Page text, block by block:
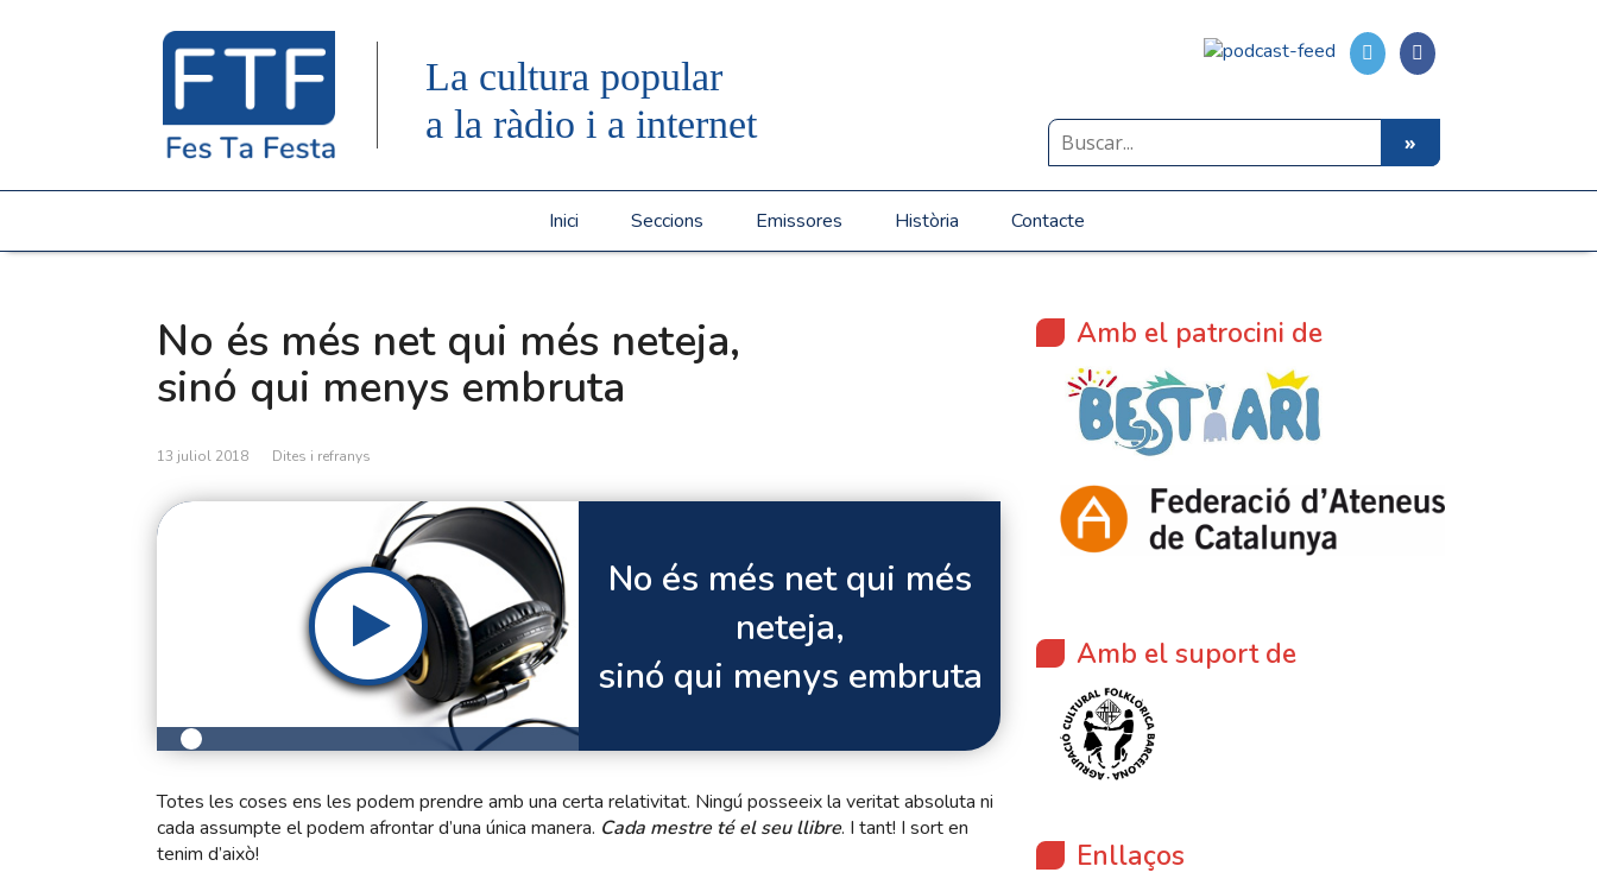
La cultura popular
a la ràdio i a internet
Inici Seccions Emissores Història Contacte
No és més net qui més neteja,
sinó qui menys embruta
13 juliol 2018 Dites i refranys
No és més net qui més
neteja,
sinó qui menys embruta
Totes les coses ens les podem prendre amb una certa relativitat. Ningú posseeix la veritat absoluta ni
cada assumpte el podem afrontar d’una única manera. Cada mestre té el seu llibre. I tant! I sort en
tenim d’això!
Amb el patrocini de
Amb el suport de
Enllaços